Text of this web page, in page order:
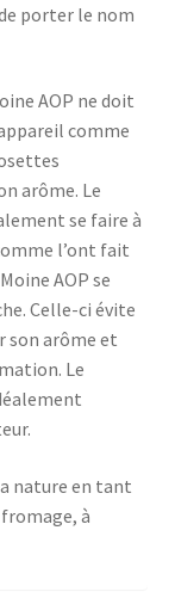
porter le nom
AOP ne doit
comme
arôme. Le
se faire à
l’ont fait
AOP se
Celle-ci évite
son arôme et
Le
nature en tant
à